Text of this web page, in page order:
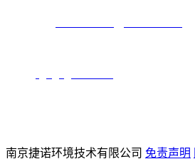
南京捷诺环境技术有限公司 免责声明